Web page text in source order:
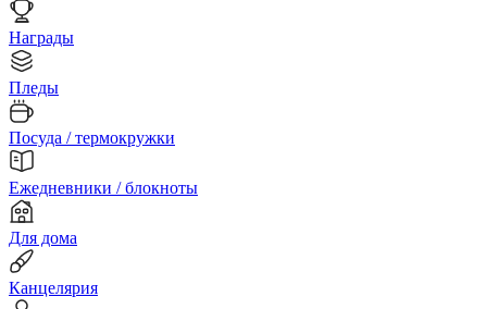
Награды
Пледы
Посуда / термокружки
Ежедневники / блокноты
Для дома
Канцелярия